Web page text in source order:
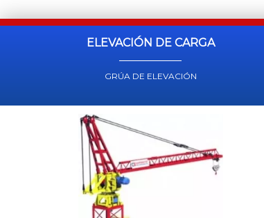
ELEVACIÓN DE CARGA
GRÚA DE ELEVACIÓN